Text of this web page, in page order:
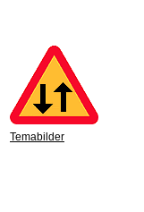
Temabilder